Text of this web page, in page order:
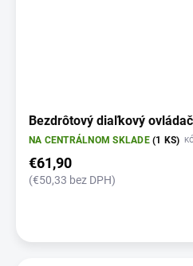
Bezdrôtový diaľkový
NA CENTRÁLNOM SKLADE(1 KS)
€61,90
(€50,33 bez DPH)